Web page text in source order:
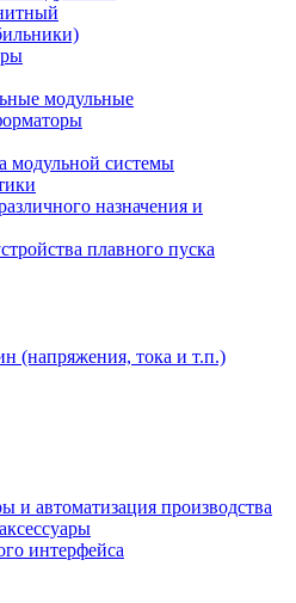
модульные
модульной системы
назначения и
плавного пуска
(напряжения, тока и т.п.)
автоматизация производства
интерфейса